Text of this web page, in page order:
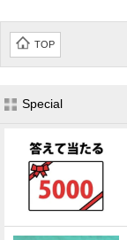
TOP
Special